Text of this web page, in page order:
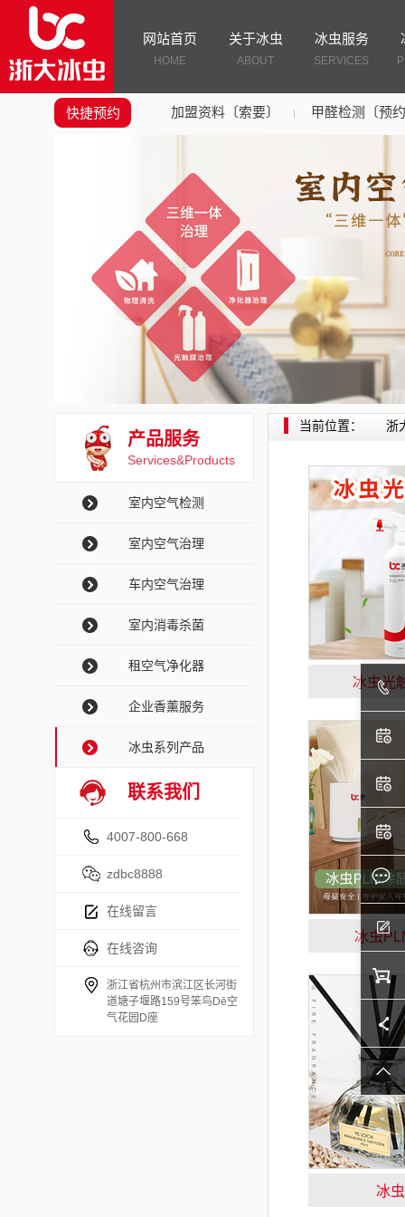
网站首页
HOME
关于冰虫
ABOUT
冰虫服务
SERVICES
快捷预约 加盟资料〔索要〕 甲醛检测〔预
产品服务
Services&Products
室内空气检测
室内空气治理
车内空气治理
室内消毒杀菌
租空气净化器
企业香薰服务
冰虫系列产品
联系我们
4007-800-668
zdbc8888
在线留言
在线咨询
浙江省杭州市滨江区长河街
道塘子堰路159号笨鸟Dē空
气花园D座
当前位置： 浙
冰虫光
冰虫
冰